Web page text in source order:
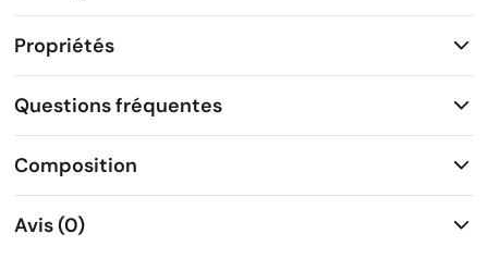
Propriétés
Questions fréquentes
Composition
Avis (0)